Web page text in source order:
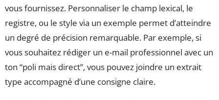
vous fournissez. Personnaliser le champ lexical, le
registre, ou le style via un exemple permet d’atteindre
un degré de précision remarquable. Par exemple, si
vous souhaitez rédiger un e-mail professionnel avec un
ton “poli mais direct”, vous pouvez joindre un extrait
type accompagné d’une consigne claire.